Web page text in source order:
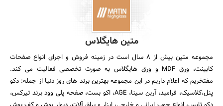
متین هایگلاس
مجموعه متین بیش از 8 سال است در زمینه فروش و اجرای انواع صفحات
کابینت، ورق MDF و ورق هایگلاس به صورت تخصصی فعالیت می کند.
مفتخریم که اعلام داریم در این مجموعه بهترین برند های روز دنیا از جمله: دکو
پنل،کلاسیک، فرامید، آرین سینا، AGE، اکو بست، صفحه پلی وود برند تیرکس،